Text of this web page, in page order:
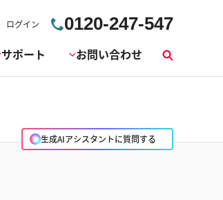
ログイン 0120-247-547
サポート お問い合わせ
索
生成AIアシスタントに質問する